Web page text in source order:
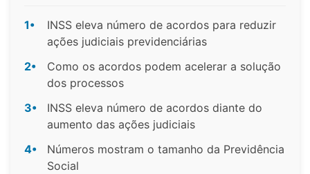
1•
INSS eleva número de acordos para reduzir
ações judiciais previdenciárias
2•
Como os acordos podem acelerar a solução
dos processos
3•
INSS eleva número de acordos diante do
aumento das ações judiciais
4•
Números mostram o tamanho da Previdência
Social